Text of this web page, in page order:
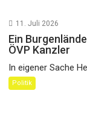
11. Juli 2026
Ein
ÖVP Kanzler
In eigener Sache
Politik